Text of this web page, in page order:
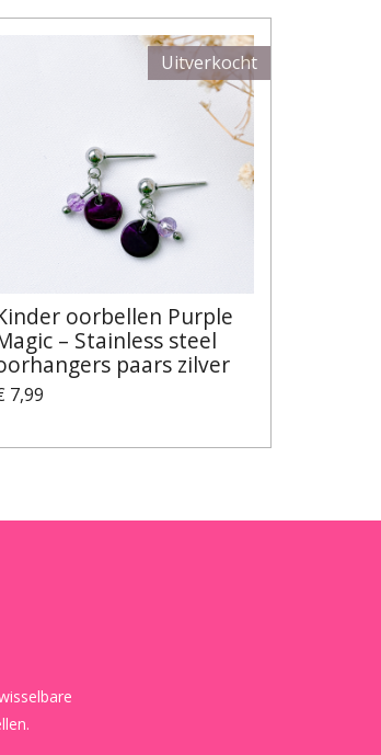
Uitverkocht
oorbellen Purple
– Stainless steel
paars zilver
7,99